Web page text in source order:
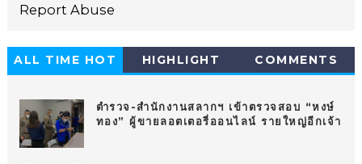
Report Abuse
ALL TIME HOT
HIGHLIGHT COMMENTS
ตำรวจ-สำนักงานสลากฯ เข้าตรวจสอบ “หงษ์
ทอง” ผู้ขายลอตเตอรี่ออนไลน์ รายใหญ่อีกเจ้า